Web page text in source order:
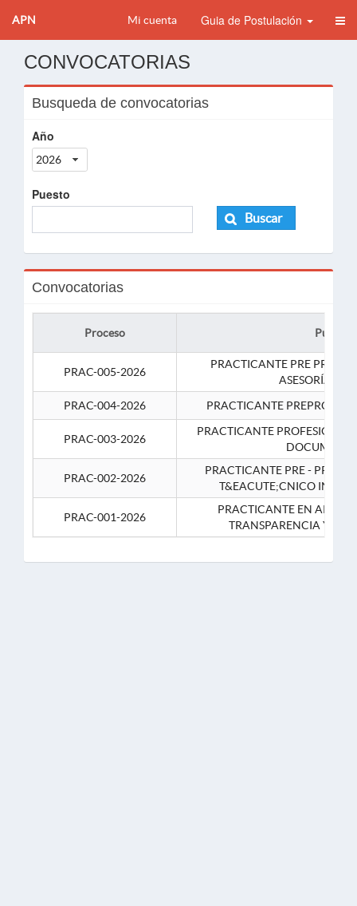
APN Mi cuenta Guia de Postulación
CONVOCATORIAS
Busqueda de convocatorias
Año
2026
Puesto
Buscar
Convocatorias
Proceso Puesto
PRAC-005-2026
PRACTICANTE PRE
ASESORÍA
PRAC-004-2026
PRACTICANTE
PRAC-003-2026
PRACTICANTE
PRAC-002-2026
PRACTICANTE PRE -
T&EACUTE;CNICO
PRAC-001-2026
PRACTICANTE EN APOYO
TRANSPARENCIA Y